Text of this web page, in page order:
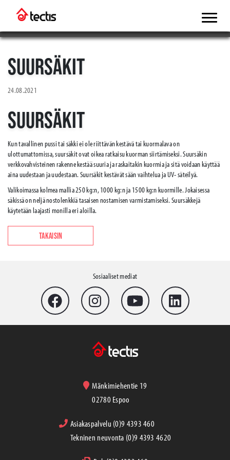
SUURSÄKIT
24.08.2021
SUURSÄKIT
Kun tavallinen pussi tai säkki ei ole riittävän kestävä tai kuormalava on
ulottumattomissa, suursäkit ovat oikea ratkaisu kuorman siirtämiseksi. Suursäkin
verkkovahvisteinen rakenne kestää suuria ja raskaitakin kuormia ja sitä voidaan käyttää
aina uudestaan ja uudestaan. Suursäkit kestävät sään vaihtelua ja UV- säteilyä.
Valikoimassa kolmea mallia 250 kg:n, 1000 kg:n ja 1500 kg:n kuormille. Jokaisessa
säkissä on neljä nostolenkkiä tasaisen nostamisen varmistamiseksi. Suursäkkejä
käytetään laajasti monilla eri aloilla.
TAKAISIN
Sosiaaliset mediat
Mänkimiehentie 19
02780 Espoo
Asiakaspalvelu (0)9 4393 460
Tekninen neuvonta (0)9 4393 4620